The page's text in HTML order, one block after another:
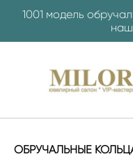
1001 модель
ОБРУЧАЛЬНЫЕ